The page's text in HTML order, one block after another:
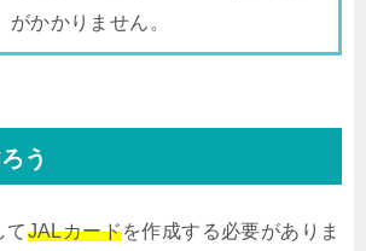
かかりません。
う
てJALカードを作成する必要がありま